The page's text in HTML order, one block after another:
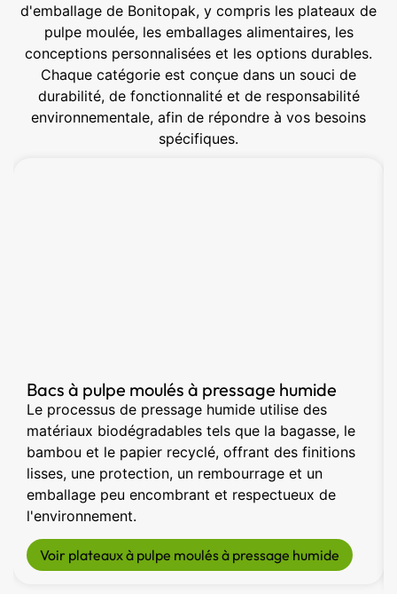
d'emballage de Bonitopak, y compris les plateaux de
pulpe moulée, les emballages alimentaires, les
conceptions personnalisées et les options durables.
Chaque catégorie est conçue dans un souci de
durabilité, de fonctionnalité et de responsabilité
environnementale, afin de répondre à vos besoins
spécifiques.
Bacs à pulpe moulés à pressage humide
Le processus de pressage humide utilise des
matériaux biodégradables tels que la bagasse, le
bambou et le papier recyclé, offrant des finitions
lisses, une protection, un rembourrage et un
emballage peu encombrant et respectueux de
l'environnement.
Voir plateaux à pulpe moulés à pressage humide